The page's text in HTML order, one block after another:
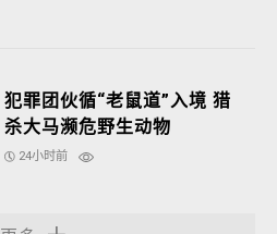
犯罪团伙循“老鼠道”入境 猎
杀大马濒危野生动物
24小时前